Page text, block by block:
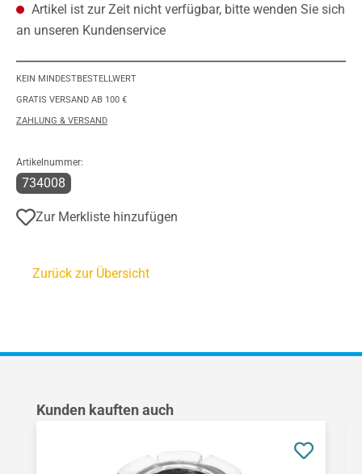
Artikel ist zur Zeit nicht verfügbar, bitte wenden Sie sich
an unseren Kundenservice
KEIN MINDESTBESTELLWERT
GRATIS VERSAND AB 100 €
ZAHLUNG & VERSAND
Artikelnummer:
734008
Zur Merkliste hinzufügen
Zurück zur Übersicht
Produktgalerie überspringen
Kunden kauften auch